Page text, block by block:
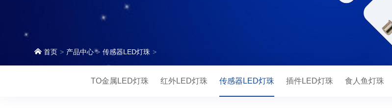
首页 产品中心 传感器LED灯珠
TO金属LED灯珠 红外LED灯珠 传感器LED灯珠 插件LED灯珠 食人鱼灯珠